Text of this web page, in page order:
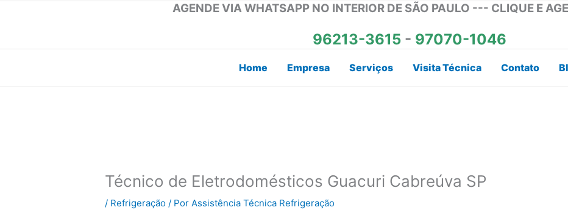
AGENDE VIA WHATSAPP NO INTERIOR DE SÃO PAULO --- CLIQUE E
96213-3615 - 97070-1046
Home Empresa Serviços Visita Técnica Contato
Técnico de Eletrodomésticos Guacuri Cabreúva SP
/ Refrigeração / PorAssistência Técnica Refrigeração